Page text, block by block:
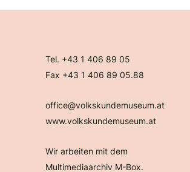
Tel. +43 1 406 89 05
Fax +43 1 406 89 05.88
office@volkskundemuseum.at
www.volkskundemuseum.at
Wir arbeiten mit dem
Multimediaarchiv M-Box.